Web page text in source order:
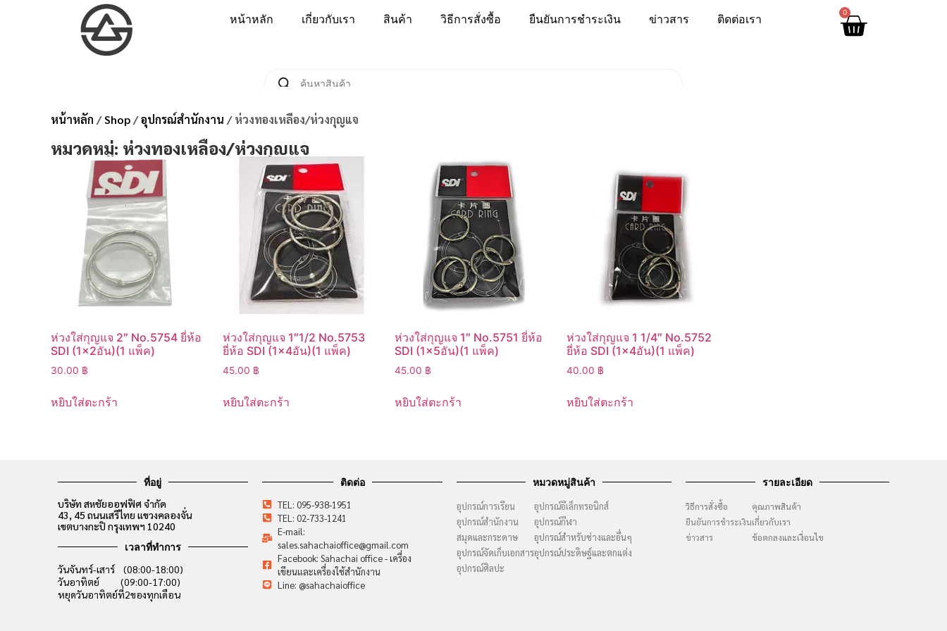
หน้าหลัก เกี่ยวกับเรา สินค้า วิธีการสั่งซื้อ ยืนยันการชำระเงิน ข่าวสาร ติดต่อเรา
0
หน้าหลัก /Shop /อุปกรณ์สำนักงาน / ห่วงทองเหลือง/ห่วงกุญแจ
หมวดหมู่: ห่วงทองเหลือง/ห่วงกุญแจ
ห่วงใส่กุญแจ 2″ No.5754 ยี่ห้อ
SDI (1×2อัน)(1 แพ็ค)
30.00 ฿
หยิบใส่ตะกร้า
ห่วงใส่กุญแจ 1″1/2 No.5753
ยี่ห้อ SDI (1×4อัน)(1 แพ็ค)
45.00 ฿
หยิบใส่ตะกร้า
ห่วงใส่กุญแจ 1″ No.5751 ยี่ห้อ
SDI (1×5อัน)(1 แพ็ค)
45.00 ฿
หยิบใส่ตะกร้า
ห่วงใส่กุญแจ 1 1/4″ No.5752
ยี่ห้อ SDI (1×4อัน)(1 แพ็ค)
40.00 ฿
หยิบใส่ตะกร้า
ที่อยู่
บริษัท สหชัยออฟฟิศ จำกัด
43, 45 ถนนเสรีไทย แขวงคลองจั่น
เขตบางกะปิ กรุงเทพฯ 10240
เวลาที่ทำการ
วันจันทร์-เสาร์ (08:00-18:00)
วันอาทิตย์ (09:00-17:00)
หยุดวันอาทิตย์ที่2ของทุกเดือน
ติดต่อ
TEL: 095-938-1951
TEL: 02-733-1241
E-mail:
sales.sahachaioffice@gmail.com
Facebook: Sahachai office - เครื่อง
เขียนและเครื่องใช้สำนักงาน
Line: @sahachaioffice
หมวดหมู่สินค้า
อุปกรณ์การเรียน
อุปกรณ์สำนักงาน
สมุดและกระดาษ
อุปกรณ์จัดเก็บเอกสาร
อุปกรณ์ศิลปะ
อุปกรณ์อีเล็กทรอนิกส์
อุปกรณ์กีฬา
อุปกรณ์สำหรับช่างและอื่นๆ
อุปกรณ์ประดิษฐ์และตกแต่ง
รายละเอียด
วิธีการสั่งซื้อ
ยืนยันการชำระเงิน
ข่าวสาร
คุณภาพสินค้า
เกี่ยวกับเรา
ข้อตกลงและเงื่อนไข